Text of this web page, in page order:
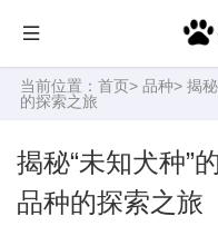
当前位置： 首页> 品种> 揭
的探索之旅
揭秘“未知犬种”
品种的探索之旅